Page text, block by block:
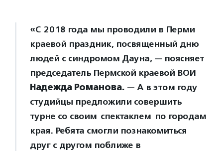
«С 2018 года мы проводили в Перми
краевой праздник, посвященный дню
людей с синдромом Дауна, — поясняет
председатель Пермской краевой ВОИ
Надежда Романова. — А в этом году
студийцы предложили совершить
турне со своим спектаклем по городам
края. Ребята смогли познакомиться
друг с другом поближе в